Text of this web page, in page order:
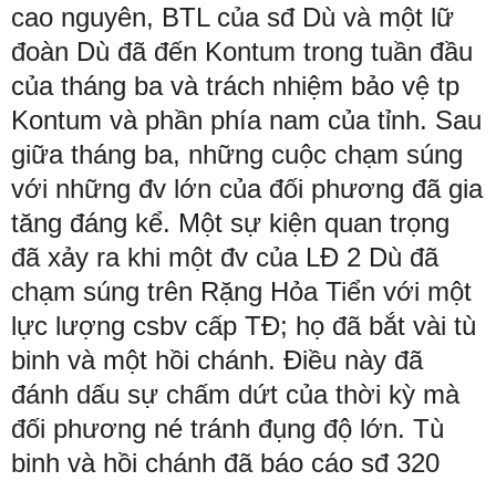
cao nguyên, BTL của sđ Dù và một lữ
đoàn Dù đã đến Kontum trong tuần đầu
của tháng ba và trách nhiệm bảo vệ tp
Kontum và phần phía nam của tỉnh. Sau
giữa tháng ba, những cuộc chạm súng
với những đv lớn của đối phương đã gia
tăng đáng kể. Một sự kiện quan trọng
đã xảy ra khi một đv của LĐ 2 Dù đã
chạm súng trên Rặng Hỏa Tiển với một
lực lượng csbv cấp TĐ; họ đã bắt vài tù
binh và một hồi chánh. Điều này đã
đánh dấu sự chấm dứt của thời kỳ mà
đối phương né tránh đụng độ lớn. Tù
binh và hồi chánh đã báo cáo sđ 320